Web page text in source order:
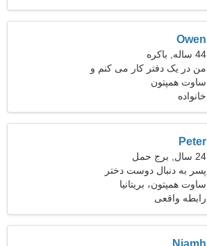
Owen
44 ساله, باکره
من در یک دفتر کار می کنم و
به دنبال یک زن صمیمی هستم
ساوت همپتون
خانواده
Peter
24 سال, برج حمل
پسر به دنبال دوست دختر
است
ساوت همپتون، بریتانیا
رابطه واقعی
Niamh